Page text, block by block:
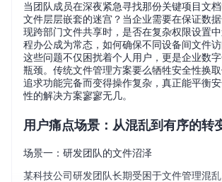
当团队成员在深夜紧急寻找那份关键项目文
文件层层嵌套的迷宫？当企业需要在保证数
现跨部门文件共享时，是否在复杂权限设置
程办公成为常态，如何确保不同设备间文件
这些问题不仅困扰着个人用户，更是企业数
瓶颈。传统文件管理方案要么牺牲安全性换
追求功能完备而变得操作复杂，真正能平衡
性的解决方案寥寥无几。
用户痛点场景：从混乱到有序的转
场景一：研发团队的文件沼泽
某科技公司研发团队长期受困于文件管理混